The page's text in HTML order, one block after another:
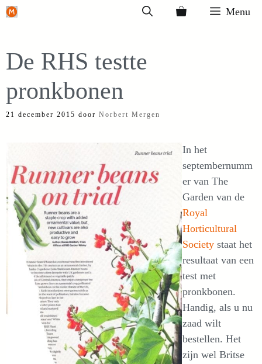
Ga
inhoud
Menu
De RHS testte
pronkbonen
21 december 2015 door Norbert Mergen
In het
septembernumm
er van The
Garden van de
Royal
Horticultural
Society staat het
resultaat van een
test met
pronkbonen.
Handig, als u nu
zaad wilt
bestellen. Het
zijn wel Britse